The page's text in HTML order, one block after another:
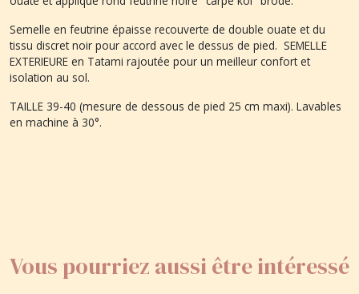
Semelle en feutrine épaisse recouverte de double ouate et du
tissu discret noir pour accord avec le dessus de pied. SEMELLE
EXTERIEURE en Tatami rajoutée pour un meilleur confort et
isolation au sol.
TAILLE 39-40 (mesure de dessous de pied 25 cm maxi). Lavables
en machine à 30°.
Vous pourriez aussi être intéressé